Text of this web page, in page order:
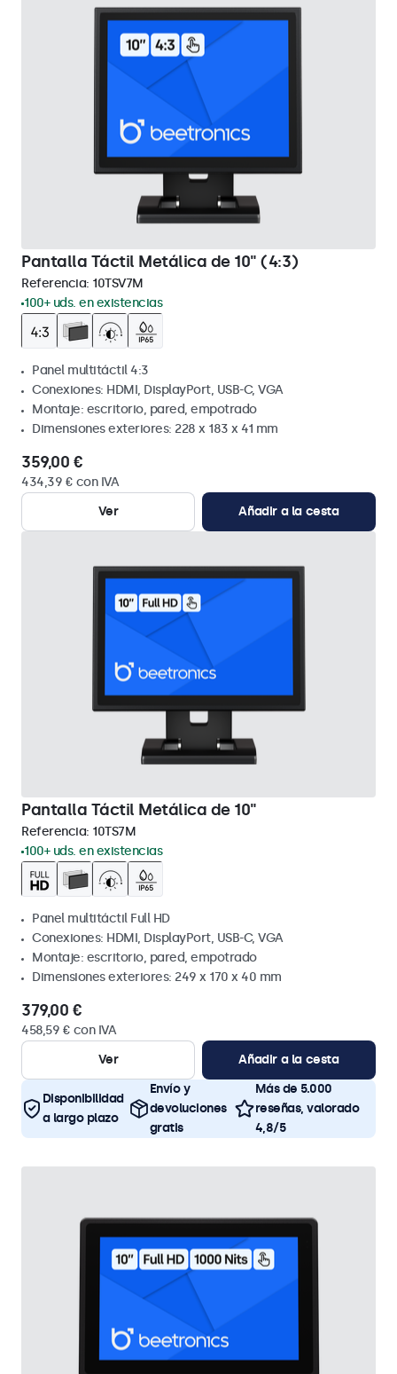
Pantalla Táctil Metálica de 10" (4:3)
Referencia: 10TSV7M
100+ uds. en existencias
Panel multitáctil 4:3
Conexiones: HDMI, DisplayPort, USB-C, VGA
Montaje: escritorio, pared, empotrado
Dimensiones exteriores: 228 x 183 x 41 mm
359,00 €
434,39 € con IVA
Ver
Añadir a la cesta
Pantalla Táctil Metálica de 10"
Referencia: 10TS7M
100+ uds. en existencias
Panel multitáctil Full HD
Conexiones: HDMI, DisplayPort, USB-C, VGA
Montaje: escritorio, pared, empotrado
Dimensiones exteriores: 249 x 170 x 40 mm
379,00 €
458,59 € con IVA
Ver
Añadir a la cesta
Disponibilidad
a largo plazo
Envío y
devoluciones
gratis
Más de 5.000
reseñas, valorado
4,8/5